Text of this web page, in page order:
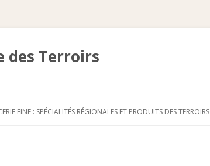
des Terroirs
au
FINE : SPÉCIALITÉS RÉGIONALES ET PRODUITS DES TERROIRS